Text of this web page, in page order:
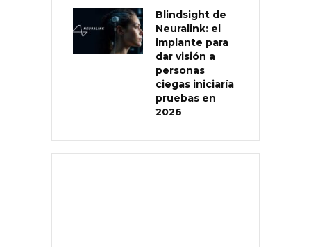
Blindsight de
Neuralink: el
implante para
dar visión a
personas
ciegas iniciaría
pruebas en
2026